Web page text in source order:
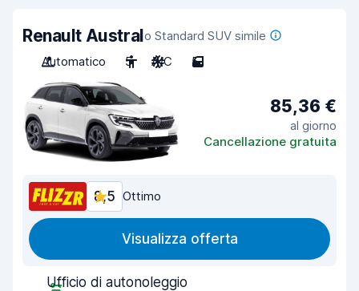
Renault Australo Standard SUV simile
Automatico
5 A/C 5
85,36 €
al giorno
Cancellazione gratuita
8,5 Ottimo
Visualizza offerta
Ufficio di autonoleggio